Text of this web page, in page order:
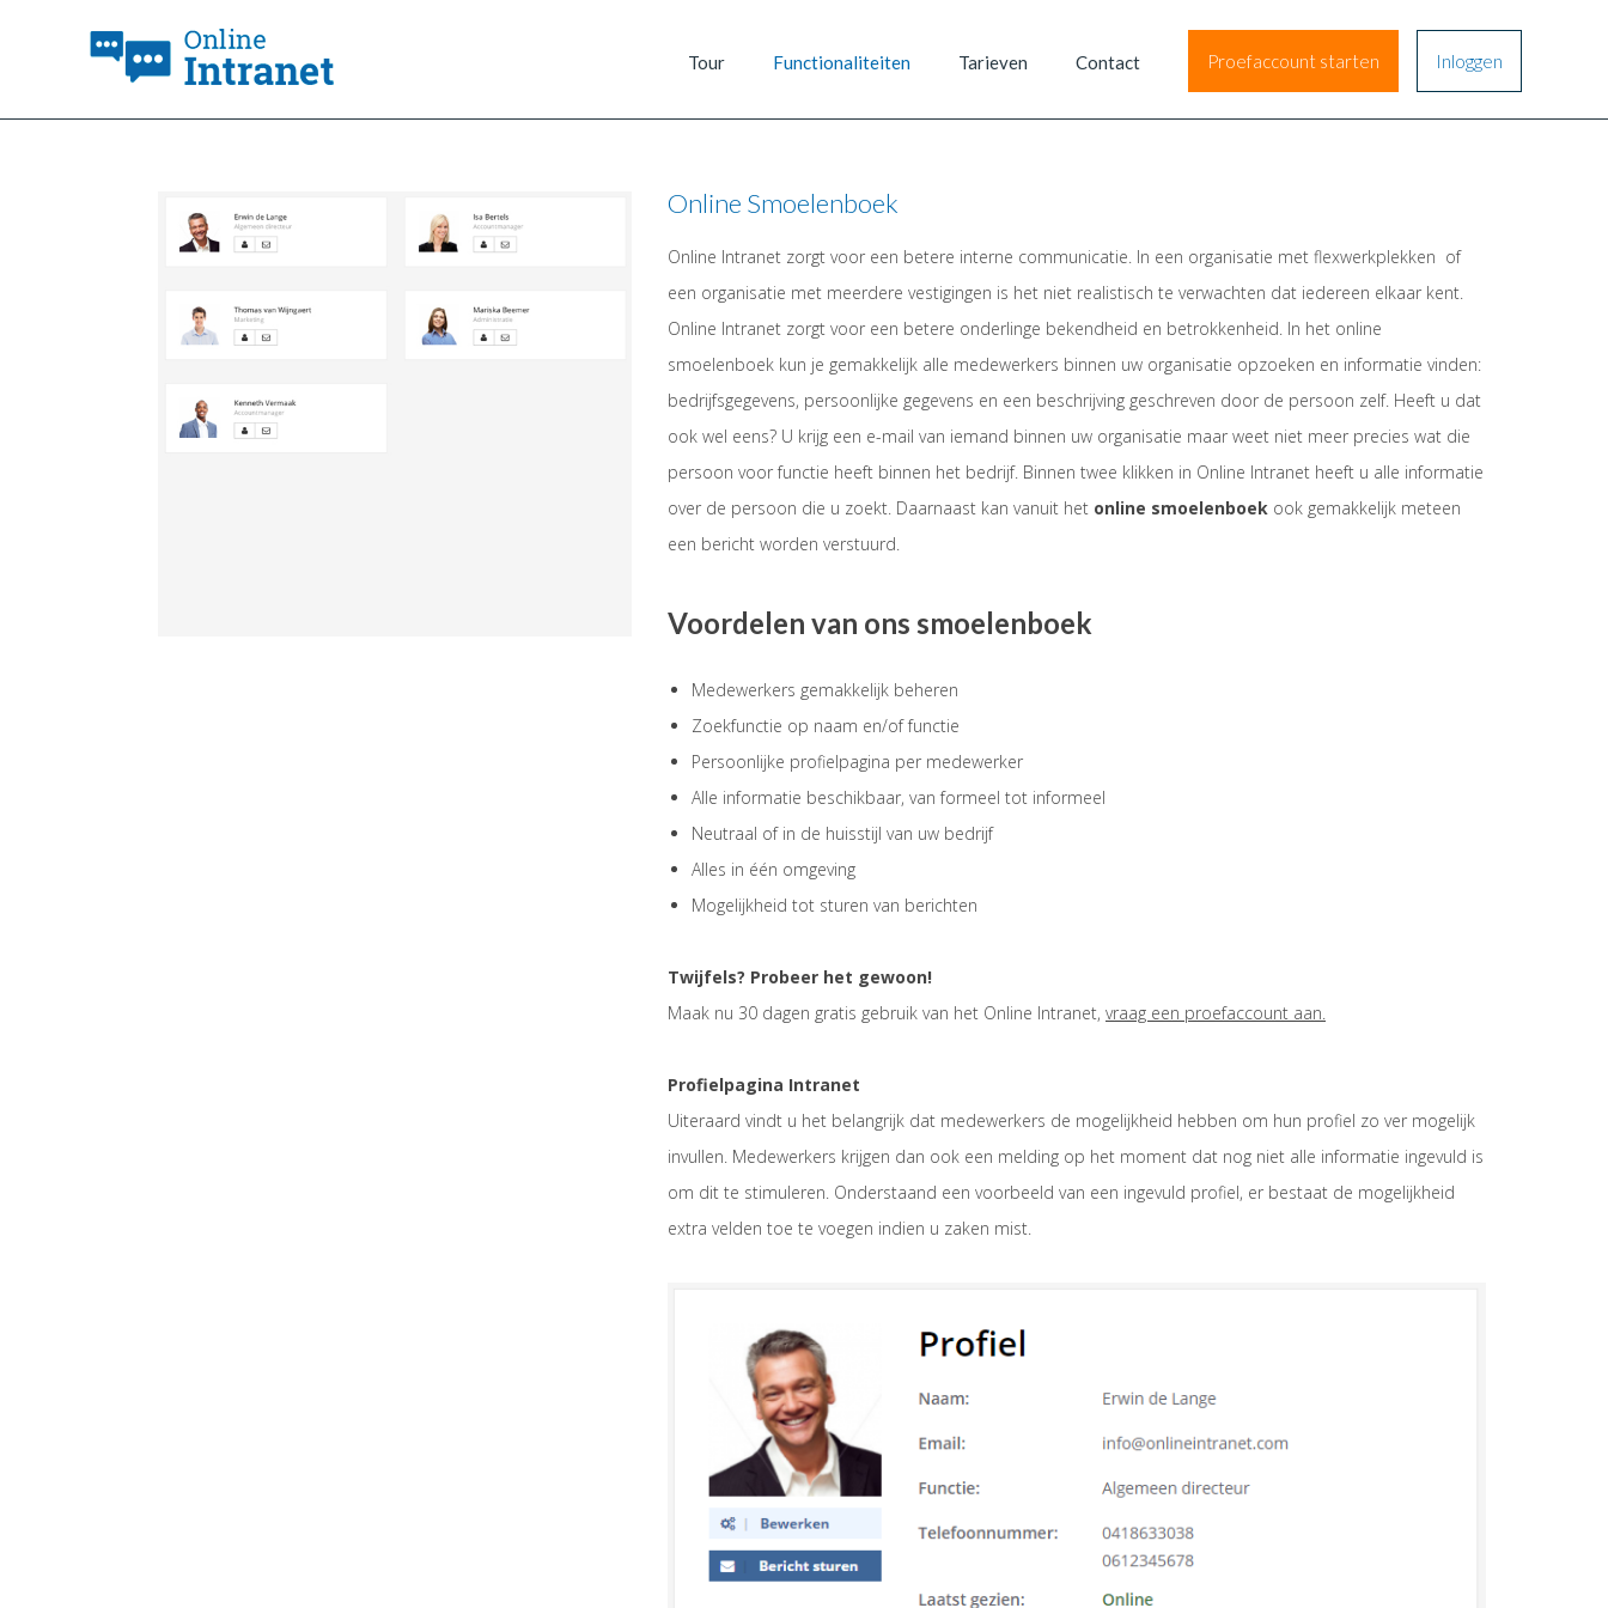
Inloggen
Proefaccount starten
Tour Functionaliteiten Tarieven Contact
Online Smoelenboek
Online Intranet zorgt voor een betere interne communicatie. In een organisatie met flexwerkplekken of
een organisatie met meerdere vestigingen is het niet realistisch te verwachten dat iedereen elkaar kent.
Online Intranet zorgt voor een betere onderlinge bekendheid en betrokkenheid. In het online
smoelenboek kun je gemakkelijk alle medewerkers binnen uw organisatie opzoeken en informatie vinden:
bedrijfsgegevens, persoonlijke gegevens en een beschrijving geschreven door de persoon zelf. Heeft u dat
ook wel eens? U krijg een e-mail van iemand binnen uw organisatie maar weet niet meer precies wat die
persoon voor functie heeft binnen het bedrijf. Binnen twee klikken in Online Intranet heeft u alle informatie
over de persoon die u zoekt. Daarnaast kan vanuit het online smoelenboek ook gemakkelijk meteen
een bericht worden verstuurd.
Voordelen van ons smoelenboek
Medewerkers gemakkelijk beheren
​Zoekfunctie op naam en/of functie
Persoonlijke profielpagina per medewerker
Alle informatie beschikbaar, van formeel tot informeel
Neutraal of in de huisstijl van uw bedrijf
Alles in één omgeving
Mogelijkheid tot sturen van berichten
Twijfels? Probeer het gewoon!
Maak nu 30 dagen gratis gebruik van het Online Intranet, vraag een proefaccount aan.
Profielpagina Intranet
Uiteraard vindt u het belangrijk dat medewerkers de mogelijkheid hebben om hun profiel zo ver mogelijk
invullen. Medewerkers krijgen dan ook een melding op het moment dat nog niet alle informatie ingevuld is
om dit te stimuleren. Onderstaand een voorbeeld van een ingevuld profiel, er bestaat de mogelijkheid
extra velden toe te voegen indien u zaken mist.